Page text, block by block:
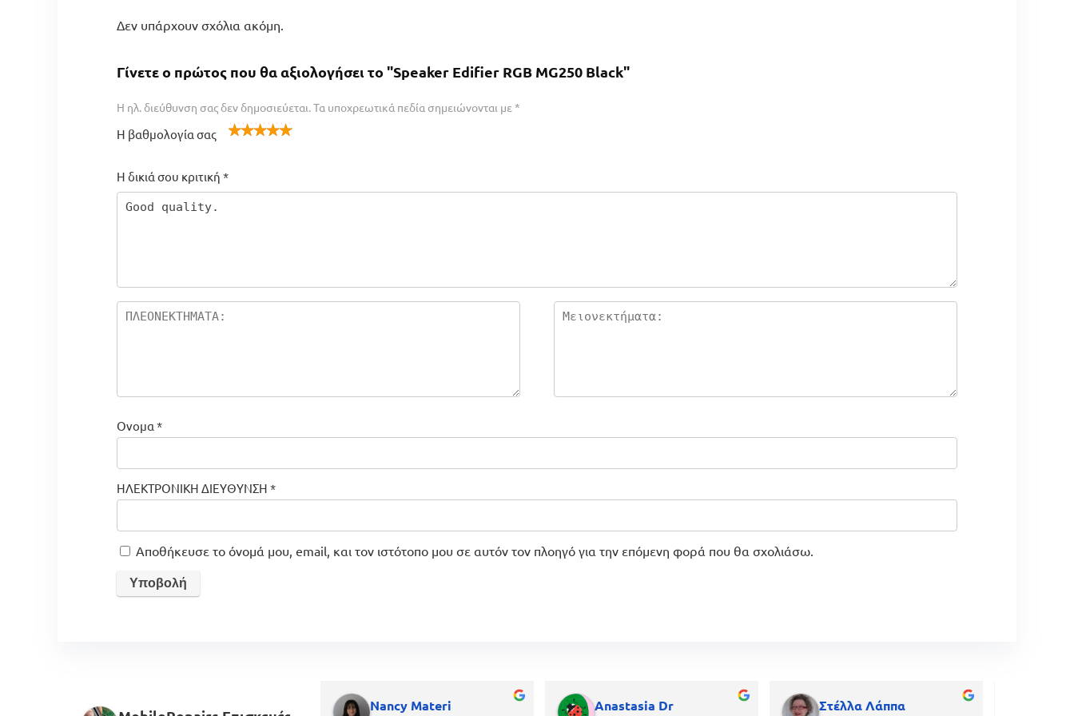
Δεν υπάρχουν σχόλια ακόμη.
Γίνετε ο πρώτος που θα αξιολογήσει το "Speaker Edifier RGB MG250 Black"
Η ηλ. διεύθυνση σας δεν δημοσιεύεται.Τα υποχρεωτικά πεδία σημειώνονται με *
Η βαθμολογία σας
π
τέ
5
αστέρ
Η δικιά σου κριτική *
Ονομα *
ΗΛΕΚΤΡΟΝΙΚΗ ΔΙΕΥΘΥΝΣΗ *
Αποθήκευσε το όνομά μου, email, και τον ιστότοπο μου σε αυτόν τον πλοηγό για την επόμενη φορά που θα σχολιάσω.
Nancy Materi Anastasia Dr Στέλλα Λάππα